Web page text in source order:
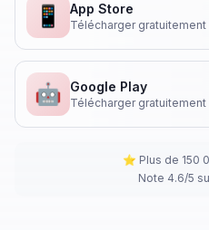
📱 App Store
Télécharger gratuitement
🤖 Google Play
Télécharger gratuitement
⭐ Plus de 150
Note 4.6/5